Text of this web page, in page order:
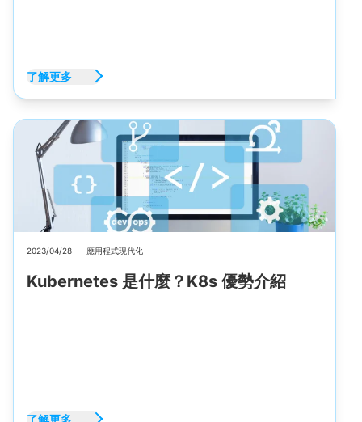
了解更多
2023/04/28 應用程式現代化
Kubernetes 是什麼？K8s 優勢介紹
了解更多